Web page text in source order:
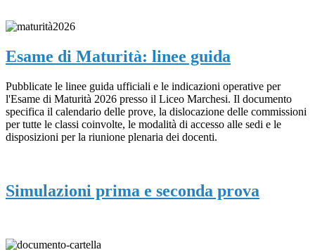
Esame di Maturità: linee guida
Pubblicate le linee guida ufficiali e le indicazioni operative per
l'Esame di Maturità 2026 presso il Liceo Marchesi. Il documento
specifica il calendario delle prove, la dislocazione delle commissioni
per tutte le classi coinvolte, le modalità di accesso alle sedi e le
disposizioni per la riunione plenaria dei docenti.
Simulazioni prima e seconda prova